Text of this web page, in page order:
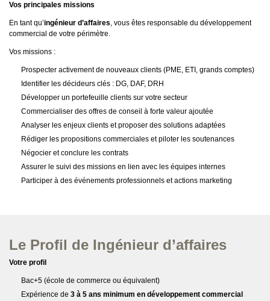
Vos principales missions
En tant qu’ingénieur d’affaires, vous êtes responsable du développement
commercial de votre périmètre.
Vos missions :
Prospecter activement de nouveaux clients (PME, ETI, grands comptes)
Identifier les décideurs clés : DG, DAF, DRH
Développer un portefeuille clients sur votre secteur
Commercialiser des offres de conseil à forte valeur ajoutée
Analyser les enjeux clients et proposer des solutions adaptées
Rédiger les propositions commerciales et piloter les soutenances
Négocier et conclure les contrats
Assurer le suivi des missions en lien avec les équipes internes
Participer à des événements professionnels et actions marketing
Le Profil de Ingénieur d’affaires
Votre profil
Bac+5 (école de commerce ou équivalent)
Expérience de 3 à 5 ans minimum en développement commercial